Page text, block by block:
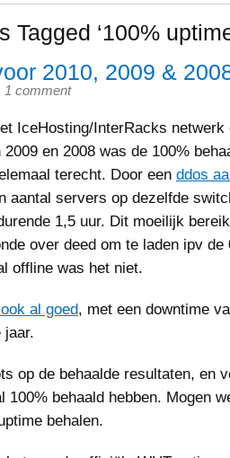
Tagged ‘100%
2010, 2009 &
1 comment
IceHosting/InterRacks netwerk
en 2008 was de 100%
terecht. Door een ddos
aantal servers op dezelfde
1,5 uur. Dit moeilijk
over deed om te laden ipv de
offline was het niet.
al goed, met een downtime
jaar.
op de behaalde resultaten, en
100% behaald hebben. Mogen
behalen.